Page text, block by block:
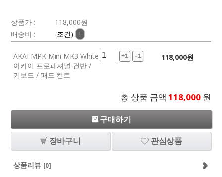
상품가 : 118,000원
배송비 :
(조건) !
AKAI MPK Mini MK3 White
아카이 프로페셔널 건반 /
키보드 / 패드 컨트
+1 -1 118,000원
총 상품 금액 118,000 원
구매하기
장바구니
관심상품
상품리뷰 [0]